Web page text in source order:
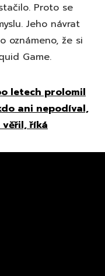
Proto se
Jeho návrat
oznámeno, že si
Game.
letech prolomil
ani nepodíval,
věřil, říká